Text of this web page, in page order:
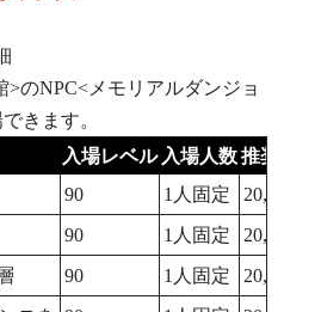
NPC<メモリアルダンジョ
きます。
入場レベル 入場人数推奨総
90 1人固定
90 1人固定
90 1人固定